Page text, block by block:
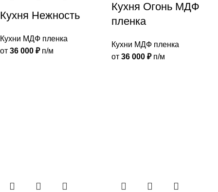
Кухня Нежность
Кухни МДФ пленка
от 36 000 ₽п/м
Кухня Огонь МДФ
пленка
Кухни МДФ пленка
от 36 000 ₽п/м